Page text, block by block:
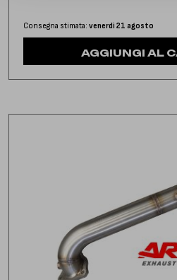
Consegna stimata: venerdì 21 agosto
AGGIUNGI AL